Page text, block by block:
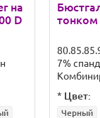
на
D
тонком
7%
* Цвет:
Черный